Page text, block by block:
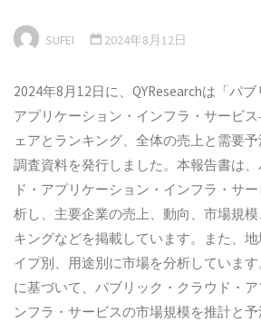
SUFEI 2024年8月12日
2024年8月12日に、QYResearchは「パ
アプリケーション・インフラ・サービ
ェアとランキング、全体の売上と需要
調査資料を発行しました。本報告書は
ド・アプリケーション・インフラ・サ
析し、主要企業の売上、動向、市場規
キングなどを掲載しています。また、
イプ別、用途別に市場を分析していま
に基づいて、パブリック・クラウド・
ンフラ・サービスの市場規模を推計と